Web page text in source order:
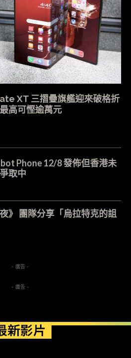
XT 三摺疊旗艦迎來破格折
高可慳逾萬元
Phone 12/8 發佈但香港未
取中
》 團隊分享「烏拉特克的詛
- 廣告 -
- 廣告 -
新影片